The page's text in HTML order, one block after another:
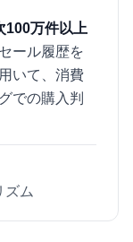
100万件以上
ール履歴を
いて、消費
での購入判
ズム